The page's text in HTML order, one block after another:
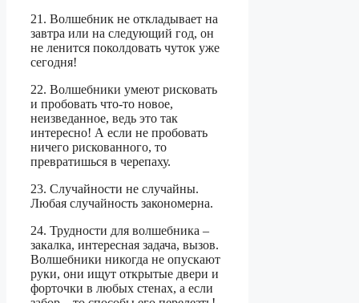
21. Волшебник не откладывает на
завтра или на следующий год, он
не ленится поколдовать чуток уже
сегодня!
22. Волшебники умеют рисковать
и пробовать что-то новое,
неизведанное, ведь это так
интересно! А если не пробовать
ничего рискованного, то
превратишься в черепаху.
23. Случайности не случайны.
Любая случайность закономерна.
24. Трудности для волшебника –
закалка, интересная задача, вызов.
Волшебники никогда не опускают
руки, они ищут открытые двери и
форточки в любых стенах, а если